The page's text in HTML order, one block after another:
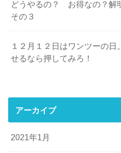
どうやるの？ お得なの？解
その３
１２月１２日はワンツーの
せるなら押してみろ！
アーカイブ
2021年1月